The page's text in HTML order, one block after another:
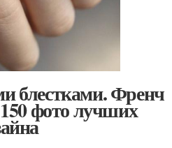
блестками. Френч
фото лучших